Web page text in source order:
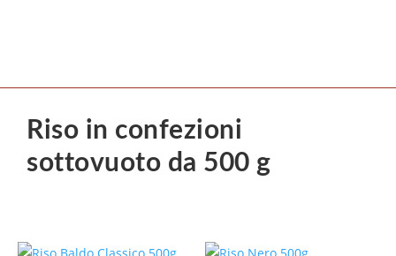
Riso in confezioni
sottovuoto da 500 g